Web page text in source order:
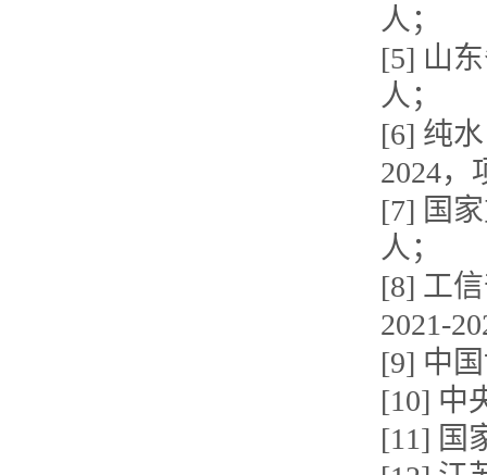
人；
[5] 山
人；
[6] 纯
2024，
[7] 国
人；
[8] 工
2021-
[9] 中
[10] 中
[11] 国